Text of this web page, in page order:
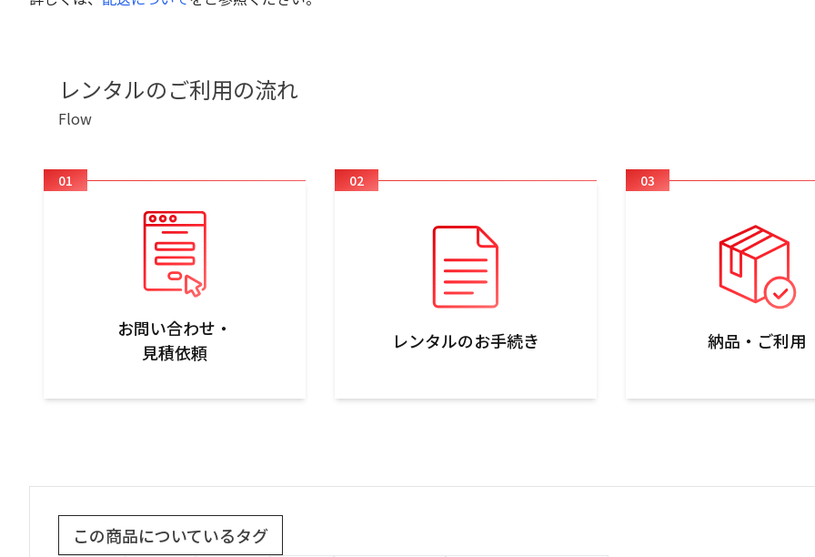
レンタルのご利用の流れ
Flow
01
お問い合わせ・
見積依頼
02
レンタルのお手続き
03
納品・ご利用
この商品についているタグ